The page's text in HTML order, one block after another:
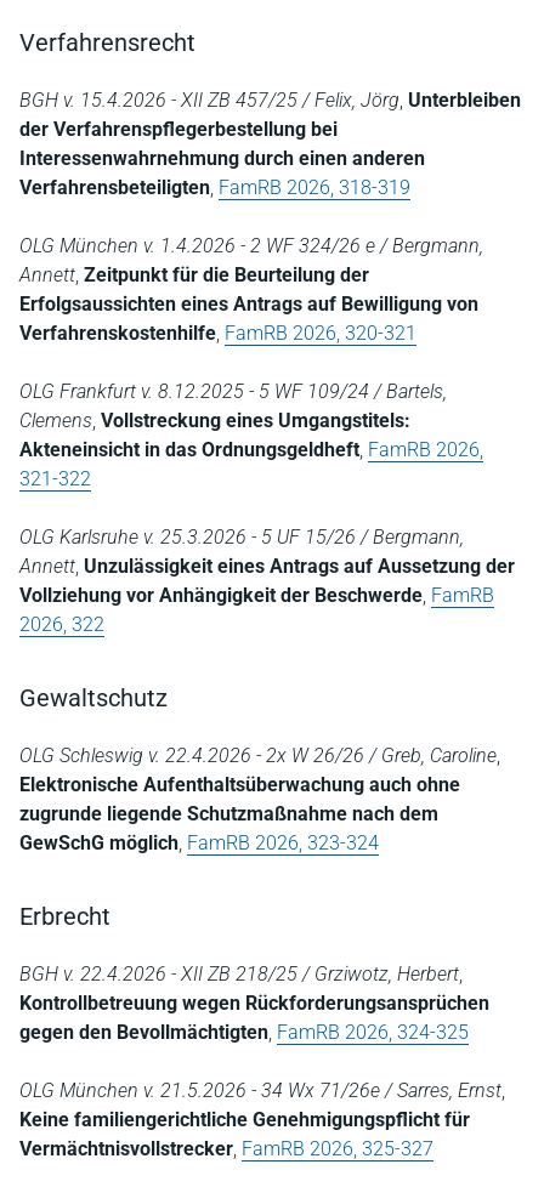
Verfahrensrecht
BGH v. 15.4.2026 - XII ZB 457/25 / Felix, Jörg, Unterbleiben
der Verfahrenspflegerbestellung bei
Interessenwahrnehmung durch einen anderen
Verfahrensbeteiligten, FamRB 2026, 318-319
OLG München v. 1.4.2026 - 2 WF 324/26 e / Bergmann,
Annett, Zeitpunkt für die Beurteilung der
Erfolgsaussichten eines Antrags auf Bewilligung von
Verfahrenskostenhilfe, FamRB 2026, 320-321
OLG Frankfurt v. 8.12.2025 - 5 WF 109/24 / Bartels,
Clemens, Vollstreckung eines Umgangstitels:
Akteneinsicht in das Ordnungsgeldheft, FamRB 2026,
321-322
OLG Karlsruhe v. 25.3.2026 - 5 UF 15/26 / Bergmann,
Annett, Unzulässigkeit eines Antrags auf Aussetzung der
Vollziehung vor Anhängigkeit der Beschwerde, FamRB
2026, 322
Gewaltschutz
OLG Schleswig v. 22.4.2026 - 2x W 26/26 / Greb, Caroline,
Elektronische Aufenthaltsüberwachung auch ohne
zugrunde liegende Schutzmaßnahme nach dem
GewSchG möglich, FamRB 2026, 323-324
Erbrecht
BGH v. 22.4.2026 - XII ZB 218/25 / Grziwotz, Herbert,
Kontrollbetreuung wegen Rückforderungsansprüchen
gegen den Bevollmächtigten, FamRB 2026, 324-325
OLG München v. 21.5.2026 - 34 Wx 71/26e / Sarres, Ernst,
Keine familiengerichtliche Genehmigungspflicht für
Vermächtnisvollstrecker, FamRB 2026, 325-327